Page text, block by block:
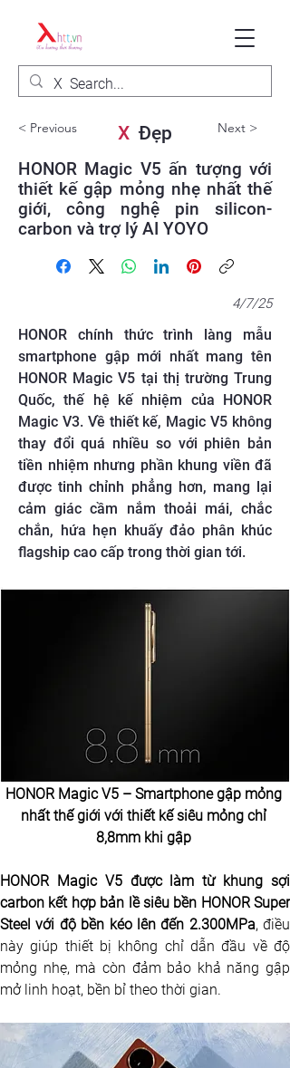
< Previous X Đẹp Next >
HONOR Magic V5 ấn tượng với
thiết kế gập mỏng nhẹ nhất thế
giới, công nghệ pin silicon-
carbon và trợ lý AI YOYO
4/7/25
HONOR chính thức trình làng mẫu
smartphone gập mới nhất mang tên
HONOR Magic V5 tại thị trường Trung
Quốc, thế hệ kế nhiệm của HONOR
Magic V3. Về thiết kế, Magic V5 không
thay đổi quá nhiều so với phiên bản
tiền nhiệm nhưng phần khung viền đã
được tinh chỉnh phẳng hơn, mang lại
cảm giác cầm nắm thoải mái, chắc
chắn, hứa hẹn khuấy đảo phân khúc
flagship cao cấp trong thời gian tới.
HONOR Magic V5 – Smartphone gập mỏng
nhất thế giới với thiết kế siêu mỏng chỉ
8,8mm khi gập
HONOR Magic V5 được làm từ khung sợi
carbon kết hợp bản lề siêu bền HONOR Super
Steel với độ bền kéo lên đến 2.300MPa, điều
này giúp thiết bị không chỉ dẫn đầu về độ
mỏng nhẹ, mà còn đảm bảo khả năng gập
mở linh hoạt, bền bỉ theo thời gian.